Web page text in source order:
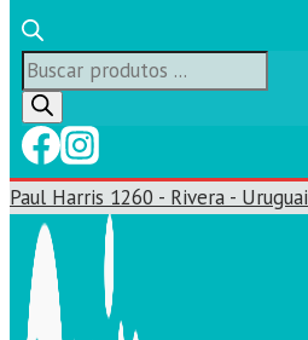
Búsqueda
de
productos
Paul Harris 1260 - Rivera - Uruguai